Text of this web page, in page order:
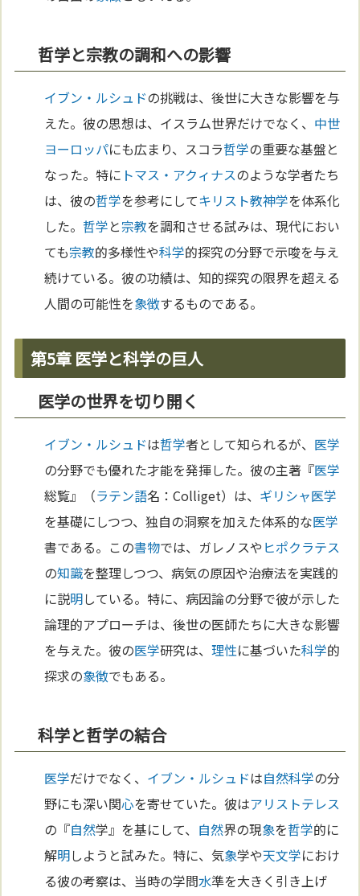
哲学と宗教の調和への影響
イブン・ルシュドの挑戦は、後世に大きな影響を与
えた。彼の思想は、イスラム世界だけでなく、 中世
ヨーロッパにも広まり、スコラ哲学の重要な基盤と
なった。特に トマス・アクィナスのような学者たち
は、彼の哲学を参考にしてキリスト教神学を体系化
した。 哲学と宗教を調和させる試みは、現代におい
ても宗教的多様性や科学的探究の分野で示唆を与え
続けている。彼の功績は、知的探究の限界を超える
人間の可能性を象徴するものである。
第5章 医学と科学の巨人
医学の世界を切り開く
イブン・ルシュドは哲学者として知られるが、 医学
の分野でも優れた才能を発揮した。彼の主著『医学
総覧』（ラテン語名：Colliget）は、 ギリシャ医学
を基礎にしつつ、独自の洞察を加えた体系的な医学
書である。この書物では、ガレノスや ヒポクラテス
の知識を整理しつつ、病気の原因や治療法を実践的
に説明している。特に、病因論の分野で彼が示した
論理的アプローチは、後世の医師たちに大きな影響
を与えた。彼の医学研究は、理性に基づいた科学的
探求の象徴でもある。
科学と哲学の結合
医学だけでなく、 イブン・ルシュドは自然科学の分
野にも深い関心を寄せていた。彼はアリストテレス
の『自然学』を基にして、 自然界の現象を哲学的に
解明しようと試みた。特に、気象学や天文学におけ
る彼の考察は、当時の学問水準を大きく引き上げ